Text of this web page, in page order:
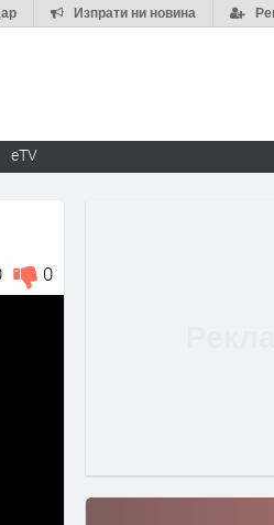
Изпрати ни новина
eTV
0